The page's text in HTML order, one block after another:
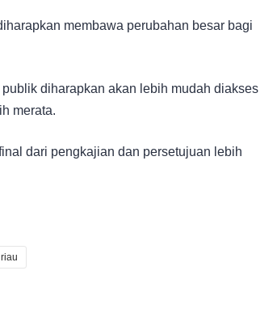
membawa perubahan besar bagi
diharapkan akan lebih mudah diakses
merata.
dari pengkajian dan persetujuan lebih
riau